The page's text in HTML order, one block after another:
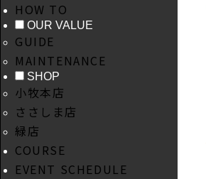
HOW TO
OUR VALUE
GUIDE
MAINTENANCE
SHOP
小牧本店
ささしま店
緑店
COURSE
EVENT SCHEDULE